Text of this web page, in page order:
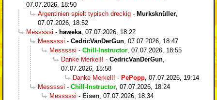
07.07.2026, 18:50
Argentinien spielt typisch dreckig - Murksknüller
07.07.2026, 18:52
Messsssi - haweka 07.07.2026, 18:22
Messsssi - CedricVanDerGun 07.07.2026, 18:47
Messsssi - Chill-Instructor 07.07.2026, 18:55
Danke Merkel!! - CedricVanDerGun
07.07.2026, 18:58
Danke Merkel!! - PePopp 07.07.2026, 19:14
Messsssi - Chill-Instructor 07.07.2026, 18:24
Messsssi - Eisen 07.07.2026, 18:34